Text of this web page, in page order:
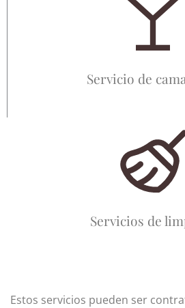
Servicio de
Servicios de
Estos servicios pueden ser